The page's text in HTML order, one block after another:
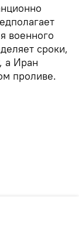
военного
сроки,
а Иран
проливе.